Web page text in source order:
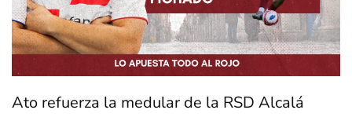
Ato refuerza la medular de la RSD Alcalá